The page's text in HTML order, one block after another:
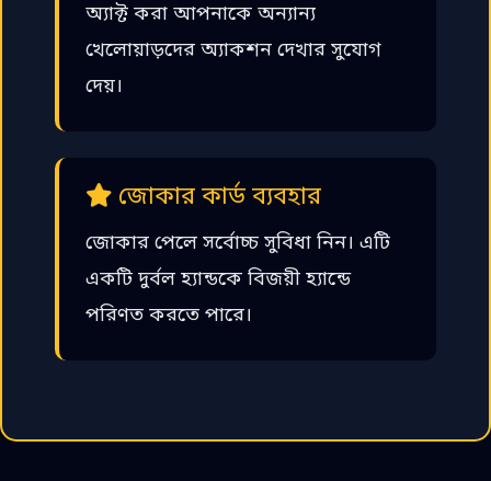
অ্যাক্ট করা আপনাকে অন্যান্য
খেলোয়াড়দের অ্যাকশন দেখার সুযোগ
দেয়।
জোকার কার্ড ব্যবহার
জোকার পেলে সর্বোচ্চ সুবিধা নিন। এটি
একটি দুর্বল হ্যান্ডকে বিজয়ী হ্যান্ডে
পরিণত করতে পারে।